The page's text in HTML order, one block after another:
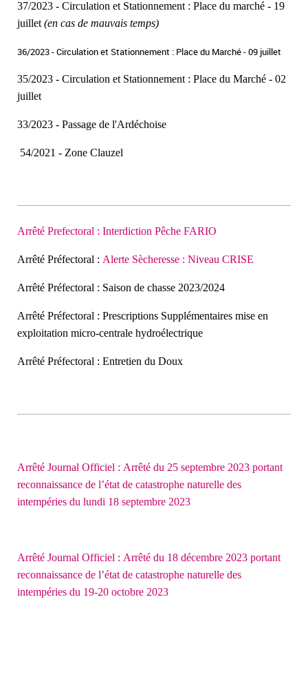
37/2023 - Circulation et Stationnement : Place du marché - 19
juillet (en cas de mauvais temps)
36/2023 - Circulation et Stationnement : Place du Marché - 09 juillet
35/2023 - Circulation et Stationnement : Place du Marché - 02
juillet
33/2023 - Passage de l'Ardéchoise
54/2021 - Zone Clauzel
Arrêté Prefectoral : Interdiction Pêche FARIO
Arrêté Préfectoral : Alerte Sècheresse : Niveau CRISE
Arrêté Préfectoral : Saison de chasse 2023/2024
Arrêté Préfectoral : Prescriptions Supplémentaires mise en
exploitation micro-centrale hydroélectrique
Arrêté Préfectoral : Entretien du Doux
Arrêté Journal Officiel : Arrêté du 25 septembre 2023 portant
reconnaissance de l’état de catastrophe naturelle des
intempéries du lundi 18 septembre 2023
Arrêté Journal Officiel : Arrêté du 18 décembre 2023 portant
reconnaissance de l’état de catastrophe naturelle des
intempéries du 19-20 octobre 2023